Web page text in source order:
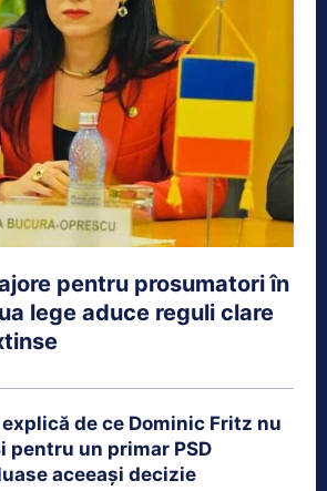
pentru prosumatori în
lege aduce reguli clare
de ce Dominic Fritz nu
pentru un primar PSD
aceeași decizie